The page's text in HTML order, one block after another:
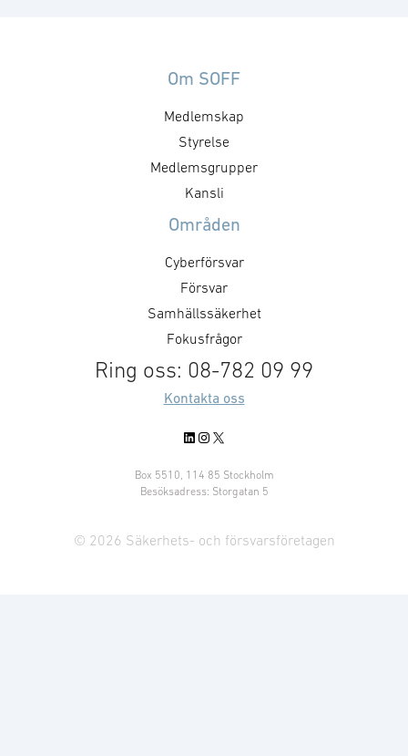
åsikter, diskutera och debattera
utvecklingen brett. Följ
seminariet digitalt live eller i
efterhand och ta del av
Kontakta kansliet för mer
Om SOFF
Medlemskap
Styrelse
Medlemsgrupper
Kansli
Områden
Cyberförsvar
Försvar
Samhällssäkerhet
Fokusfrågor
Ring oss: 08-782 09 99
Kontakta oss
LinkedIn
Instagram
X
Box 5510, 114 85 Stockholm
Besöksadress: Storgatan 5
© 2026 Säkerhets- och försvarsföretagen